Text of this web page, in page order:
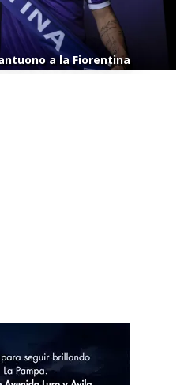
a la Fiorentina